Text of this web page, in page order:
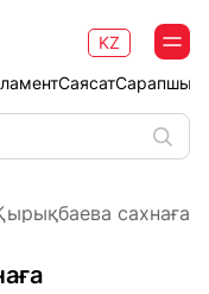
Саясат
KZ
сахнаға